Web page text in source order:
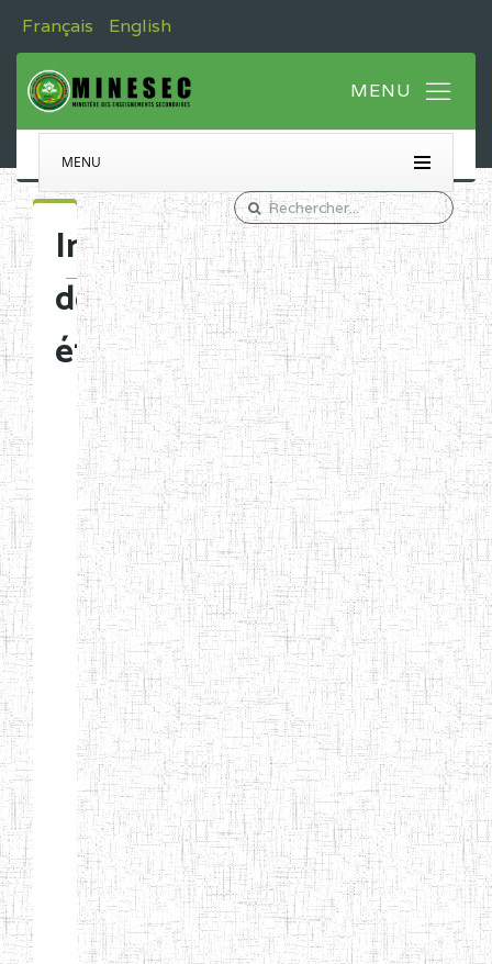
Français English
MENU
Immatriculation
des
établissements
Etablissements
d'enseignement
normal
ENI
Chercher:
Effacer les filtres
Denomination
Type